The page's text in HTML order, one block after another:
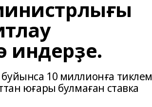
индерҙе.
10 миллионға тиклем
юғары булмаған ставка